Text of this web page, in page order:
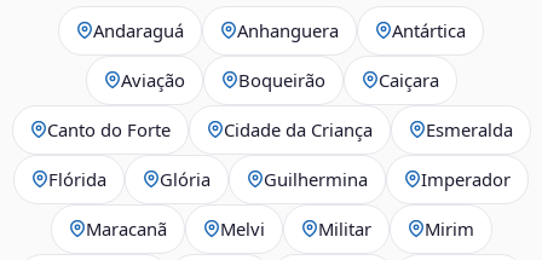
Andaraguá Anhanguera Antártica
Aviação Boqueirão Caiçara
Canto do Forte Cidade da Criança Esmeralda
Flórida Glória Guilhermina Imperador
Maracanã Melvi Militar Mirim